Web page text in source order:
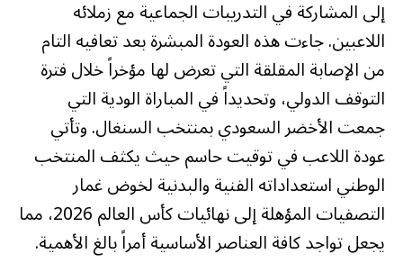
إلى المشاركة في التدريبات الجماعية مع زملائه
اللاعبين. جاءت هذه العودة المبشرة بعد تعافيه التام
من الإصابة المقلقة التي تعرض لها مؤخراً خلال فترة
التوقف الدولي، وتحديداً في المباراة الودية التي
جمعت الأخضر السعودي بمنتخب السنغال. وتأتي
عودة اللاعب في توقيت حاسم حيث يكثف المنتخب
الوطني استعداداته الفنية والبدنية لخوض غمار
التصفيات المؤهلة إلى نهائيات كأس العالم 2026، مما
يجعل تواجد كافة العناصر الأساسية أمراً بالغ الأهمية.